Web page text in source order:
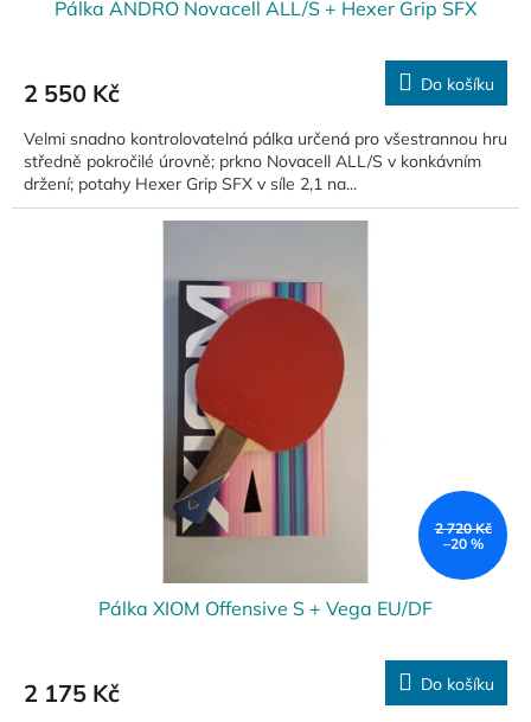
Pálka ANDRO Novacell ALL/S + Hexer Grip SFX
2 550 Kč Do košíku
Velmi snadno kontrolovatelná pálka určená pro všestrannou hru
středně pokročilé úrovně; prkno Novacell ALL/S v konkávním
držení; potahy Hexer Grip SFX v síle 2,1 na...
2 720 Kč
–20 %
Pálka XIOM Offensive S + Vega EU/DF
2 175 Kč Do košíku